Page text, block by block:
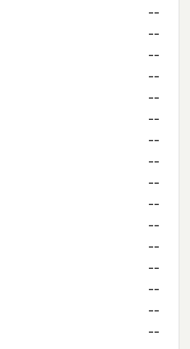
--
--
--
--
--
--
--
--
--
--
--
--
--
--
--
--